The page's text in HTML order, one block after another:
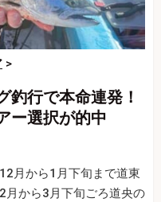
>
釣行で本命連発！
ー選択が的中
月から1月下旬まで道東
月から3月下旬ごろ道央の